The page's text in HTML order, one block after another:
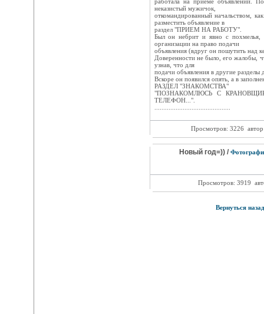
неказистый мужичок,
откомандированный начальством,
разместить объявление в
раздел "ПРИЕМ НА РАБОТУ".
Был он небрит и явно с похмелья,
организации на право подачи
объявления (вдруг он пошутить над
Доверенности не было, его жалобы,
узнав, что для
подачи объявления в другие разделы
Вскоре он появился опять, а в
РАЗДЕЛ "ЗНАКОМСТВА"
"ПОЗНАКОМЛЮСЬ С
ТЕЛЕФОН...".
Просмотров: 3226
Новый год=)) /
Просмотров: 3919
Вернуться назад